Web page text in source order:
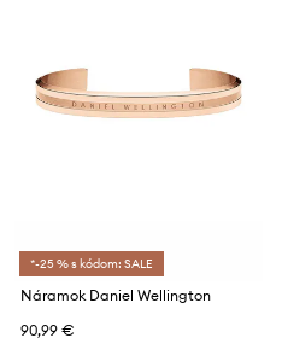
*-25 % s kódom: SALE
Náramok Daniel Wellington
90,99 €